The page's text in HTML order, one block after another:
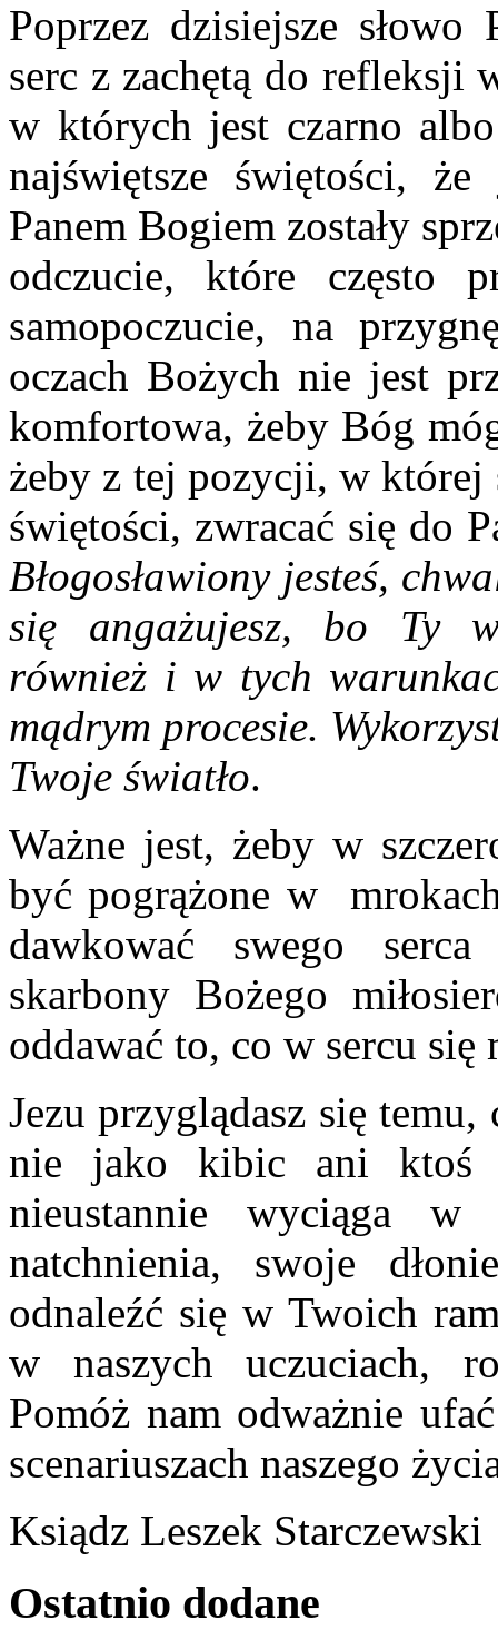
Poprzez dzisiejsze
serc z zachętą do refleksji
w których jest czarno
najświętsze świętości,
Panem Bogiem zostały
odczucie, które często
samopoczucie, na
oczach Bożych nie jest
komfortowa, żeby Bóg
żeby z tej pozycji, w której
świętości, zwracać się do
Błogosławiony jesteś,
się angażujesz, bo Ty
również i w tych
mądrym procesie.
Twoje światło.
Ważne jest, żeby w
być pogrążone w
dawkować swego
skarbony Bożego
oddawać to, co w sercu się
Jezu przyglądasz się
nie jako kibic ani ktoś
nieustannie wyciąga w
natchnienia, swoje
odnaleźć się w Twoich
w naszych uczuciach,
Pomóż nam odważnie
scenariuszach naszego
Ksiądz Leszek Starczewski
Ostatnio dodane